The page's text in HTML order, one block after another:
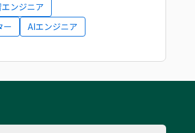
ンジニア
ー
AIエンジニア